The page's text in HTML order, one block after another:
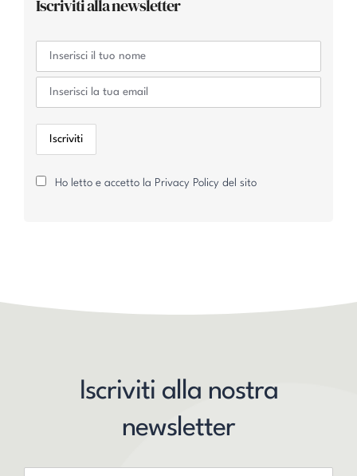
Iscriviti alla newsletter
Ho letto e accetto la Privacy Policy del sito
Iscriviti alla nostra
newsletter